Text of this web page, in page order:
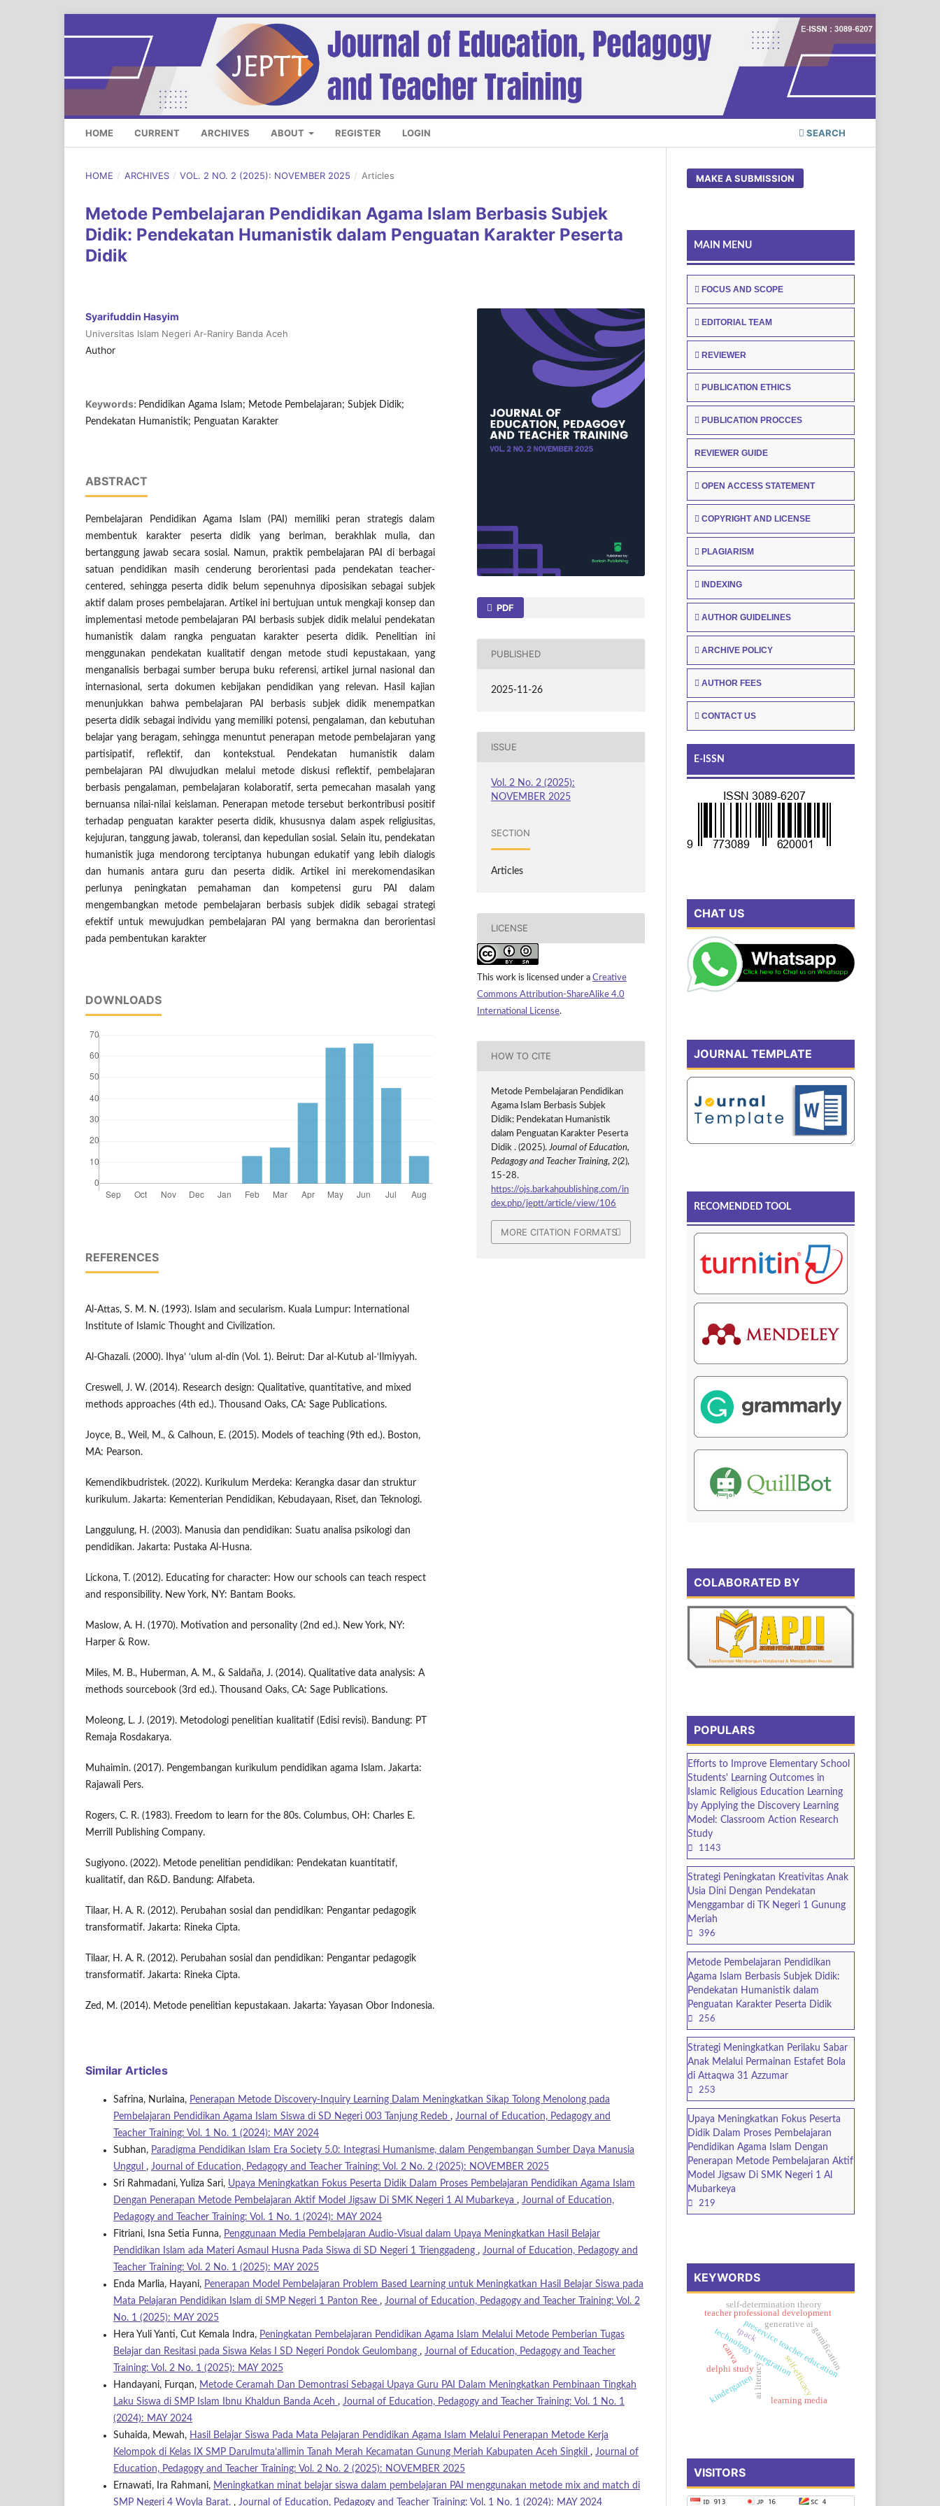
HOME CURRENT ARCHIVES ABOUT REGISTER LOGIN SEARCH
HOME / ARCHIVES / VOL. 2 NO. 2 (2025): NOVEMBER 2025 / Articles
Metode Pembelajaran Pendidikan Agama Islam Berbasis Subjek
Didik: Pendekatan Humanistik dalam Penguatan Karakter Peserta
Didik
Syarifuddin Hasyim
Universitas Islam Negeri Ar-Raniry Banda Aceh
Author
Keywords: Pendidikan Agama Islam; Metode Pembelajaran; Subjek Didik;
Pendekatan Humanistik; Penguatan Karakter
ABSTRACT
Pembelajaran Pendidikan Agama Islam (PAI) memiliki peran strategis dalam
membentuk karakter peserta didik yang beriman, berakhlak mulia, dan
bertanggung jawab secara sosial. Namun, praktik pembelajaran PAI di berbagai
satuan pendidikan masih cenderung berorientasi pada pendekatan teacher-
centered, sehingga peserta didik belum sepenuhnya diposisikan sebagai subjek
aktif dalam proses pembelajaran. Artikel ini bertujuan untuk mengkaji konsep dan
implementasi metode pembelajaran PAI berbasis subjek didik melalui pendekatan
humanistik dalam rangka penguatan karakter peserta didik. Penelitian ini
menggunakan pendekatan kualitatif dengan metode studi kepustakaan, yang
menganalisis berbagai sumber berupa buku referensi, artikel jurnal nasional dan
internasional, serta dokumen kebijakan pendidikan yang relevan. Hasil kajian
menunjukkan bahwa pembelajaran PAI berbasis subjek didik menempatkan
peserta didik sebagai individu yang memiliki potensi, pengalaman, dan kebutuhan
belajar yang beragam, sehingga menuntut penerapan metode pembelajaran yang
partisipatif, reflektif, dan kontekstual. Pendekatan humanistik dalam
pembelajaran PAI diwujudkan melalui metode diskusi reflektif, pembelajaran
berbasis pengalaman, pembelajaran kolaboratif, serta pemecahan masalah yang
bernuansa nilai-nilai keislaman. Penerapan metode tersebut berkontribusi positif
terhadap penguatan karakter peserta didik, khususnya dalam aspek religiusitas,
kejujuran, tanggung jawab, toleransi, dan kepedulian sosial. Selain itu, pendekatan
humanistik juga mendorong terciptanya hubungan edukatif yang lebih dialogis
dan humanis antara guru dan peserta didik. Artikel ini merekomendasikan
perlunya peningkatan pemahaman dan kompetensi guru PAI dalam
mengembangkan metode pembelajaran berbasis subjek didik sebagai strategi
efektif untuk mewujudkan pembelajaran PAI yang bermakna dan berorientasi
pada pembentukan karakter
DOWNLOADS
REFERENCES
Al-Attas, S. M. N. (1993). Islam and secularism. Kuala Lumpur: International
Institute of Islamic Thought and Civilization.
Al-Ghazali. (2000). Ihya’ ‘ulum al-din (Vol. 1). Beirut: Dar al-Kutub al-‘Ilmiyyah.
Creswell, J. W. (2014). Research design: Qualitative, quantitative, and mixed
methods approaches (4th ed.). Thousand Oaks, CA: Sage Publications.
Joyce, B., Weil, M., & Calhoun, E. (2015). Models of teaching (9th ed.). Boston,
MA: Pearson.
Kemendikbudristek. (2022). Kurikulum Merdeka: Kerangka dasar dan struktur
kurikulum. Jakarta: Kementerian Pendidikan, Kebudayaan, Riset, dan Teknologi.
Langgulung, H. (2003). Manusia dan pendidikan: Suatu analisa psikologi dan
pendidikan. Jakarta: Pustaka Al-Husna.
Lickona, T. (2012). Educating for character: How our schools can teach respect
and responsibility. New York, NY: Bantam Books.
Maslow, A. H. (1970). Motivation and personality (2nd ed.). New York, NY:
Harper & Row.
Miles, M. B., Huberman, A. M., & Saldaña, J. (2014). Qualitative data analysis: A
methods sourcebook (3rd ed.). Thousand Oaks, CA: Sage Publications.
Moleong, L. J. (2019). Metodologi penelitian kualitatif (Edisi revisi). Bandung: PT
Remaja Rosdakarya.
Muhaimin. (2017). Pengembangan kurikulum pendidikan agama Islam. Jakarta:
Rajawali Pers.
Rogers, C. R. (1983). Freedom to learn for the 80s. Columbus, OH: Charles E.
Merrill Publishing Company.
Sugiyono. (2022). Metode penelitian pendidikan: Pendekatan kuantitatif,
kualitatif, dan R&D. Bandung: Alfabeta.
Tilaar, H. A. R. (2012). Perubahan sosial dan pendidikan: Pengantar pedagogik
transformatif. Jakarta: Rineka Cipta.
Tilaar, H. A. R. (2012). Perubahan sosial dan pendidikan: Pengantar pedagogik
transformatif. Jakarta: Rineka Cipta.
Zed, M. (2014). Metode penelitian kepustakaan. Jakarta: Yayasan Obor Indonesia.
PDF
PUBLISHED
2025-11-26
ISSUE
Vol. 2 No. 2 (2025):
NOVEMBER 2025
SECTION
Articles
LICENSE
This work is licensed under a Creative
Commons Attribution-ShareAlike 4.0
International License.
HOW TO CITE
Metode Pembelajaran Pendidikan
Agama Islam Berbasis Subjek
Didik: Pendekatan Humanistik
dalam Penguatan Karakter Peserta
Didik . (2025).Journal of Education,
Pedagogy and Teacher Training,2(2),
15-28.
https://ojs.barkahpublishing.com/in
dex.php/jeptt/article/view/106
MORE CITATION FORMATS
Similar Articles
Safrina, Nurlaina, Penerapan Metode Discovery-Inquiry Learning Dalam Meningkatkan Sikap Tolong Menolong pada
Pembelajaran Pendidikan Agama Islam Siswa di SD Negeri 003 Tanjung Redeb , Journal of Education, Pedagogy and
Teacher Training: Vol. 1 No. 1 (2024): MAY 2024
Subhan, Paradigma Pendidikan Islam Era Society 5.0: Integrasi Humanisme, dalam Pengembangan Sumber Daya Manusia
Unggul , Journal of Education, Pedagogy and Teacher Training: Vol. 2 No. 2 (2025): NOVEMBER 2025
Sri Rahmadani, Yuliza Sari, Upaya Meningkatkan Fokus Peserta Didik Dalam Proses Pembelajaran Pendidikan Agama Islam
Dengan Penerapan Metode Pembelajaran Aktif Model Jigsaw Di SMK Negeri 1 Al Mubarkeya , Journal of Education,
Pedagogy and Teacher Training: Vol. 1 No. 1 (2024): MAY 2024
Fitriani, Isna Setia Funna, Penggunaan Media Pembelajaran Audio-Visual dalam Upaya Meningkatkan Hasil Belajar
Pendidikan Islam ada Materi Asmaul Husna Pada Siswa di SD Negeri 1 Trienggadeng , Journal of Education, Pedagogy and
Teacher Training: Vol. 2 No. 1 (2025): MAY 2025
Enda Marlia, Hayani, Penerapan Model Pembelajaran Problem Based Learning untuk Meningkatkan Hasil Belajar Siswa pada
Mata Pelajaran Pendidikan Islam di SMP Negeri 1 Panton Ree , Journal of Education, Pedagogy and Teacher Training: Vol. 2
No. 1 (2025): MAY 2025
Hera Yuli Yanti, Cut Kemala Indra, Peningkatan Pembelajaran Pendidikan Agama Islam Melalui Metode Pemberian Tugas
Belajar dan Resitasi pada Siswa Kelas I SD Negeri Pondok Geulombang , Journal of Education, Pedagogy and Teacher
Training: Vol. 2 No. 1 (2025): MAY 2025
Handayani, Furqan, Metode Ceramah Dan Demontrasi Sebagai Upaya Guru PAI Dalam Meningkatkan Pembinaan Tingkah
Laku Siswa di SMP Islam Ibnu Khaldun Banda Aceh , Journal of Education, Pedagogy and Teacher Training: Vol. 1 No. 1
(2024): MAY 2024
Suhaida, Mewah, Hasil Belajar Siswa Pada Mata Pelajaran Pendidikan Agama Islam Melalui Penerapan Metode Kerja
Kelompok di Kelas IX SMP Darulmuta’allimin Tanah Merah Kecamatan Gunung Meriah Kabupaten Aceh Singkil , Journal of
Education, Pedagogy and Teacher Training: Vol. 2 No. 2 (2025): NOVEMBER 2025
Ernawati, Ira Rahmani, Meningkatkan minat belajar siswa dalam pembelajaran PAI menggunakan metode mix and match di
SMP Negeri 4 Woyla Barat. , Journal of Education, Pedagogy and Teacher Training: Vol. 1 No. 1 (2024): MAY 2024
MAKE A SUBMISSION
MAIN MENU
FOCUS AND SCOPE
EDITORIAL TEAM
REVIEWER
PUBLICATION ETHICS
PUBLICATION PROCCES
REVIEWER GUIDE
OPEN ACCESS STATEMENT
COPYRIGHT AND LICENSE
PLAGIARISM
INDEXING
AUTHOR GUIDELINES
ARCHIVE POLICY
AUTHOR FEES
CONTACT US
E-ISSN
CHAT US
JOURNAL TEMPLATE
RECOMENDED TOOL
COLABORATED BY
POPULARS
Efforts to Improve Elementary School
Students' Learning Outcomes in
Islamic Religious Education Learning
by Applying the Discovery Learning
Model: Classroom Action Research
Study
1143
Strategi Peningkatan Kreativitas Anak
Usia Dini Dengan Pendekatan
Menggambar di TK Negeri 1 Gunung
Meriah
396
Metode Pembelajaran Pendidikan
Agama Islam Berbasis Subjek Didik:
Pendekatan Humanistik dalam
Penguatan Karakter Peserta Didik
256
Strategi Meningkatkan Perilaku Sabar
Anak Melalui Permainan Estafet Bola
di Attaqwa 31 Azzumar
253
Upaya Meningkatkan Fokus Peserta
Didik Dalam Proses Pembelajaran
Pendidikan Agama Islam Dengan
Penerapan Metode Pembelajaran Aktif
Model Jigsaw Di SMK Negeri 1 Al
Mubarkeya
219
KEYWORDS
tpack
preservice teacher education
technology integrationself-efficacy
ai literacy
teacher professional development
delphi study
generative ai
gamification
self-determination theory
learning media
canva
kindergarten
VISITORS